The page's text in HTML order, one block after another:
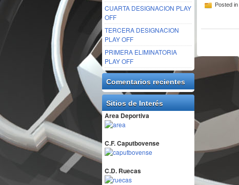
CUARTA DESIGNACION PLAY
OFF
TERCERA DESIGNACION
PLAY OFF
PRIMERA ELIMINATORIA
PLAY OFF
Comentarios recientes
Sitios de Interés
Area Deportiva
C.F. Caputbovense
C.D. Ruecas
Posted in